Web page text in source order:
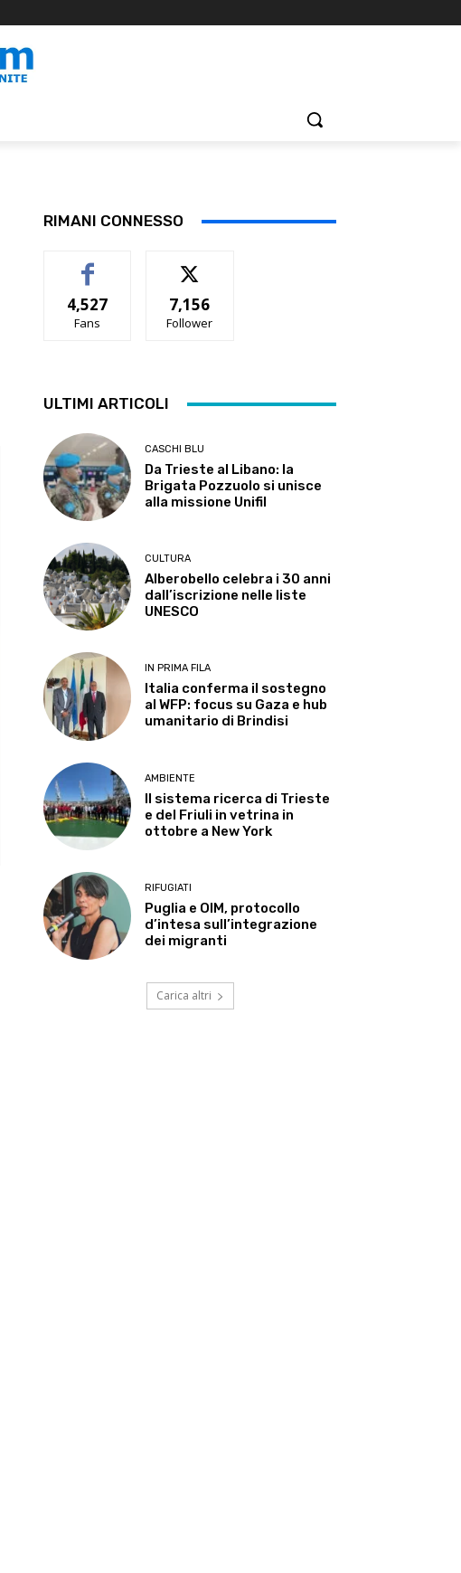
RIMANI CONNESSO
4,527
Fans
7,156
Follower
ULTIMI ARTICOLI
CASCHI BLU
Da Trieste al Libano: la
Brigata Pozzuolo si unisce
alla missione Unifil
CULTURA
Alberobello celebra i 30 anni
dall’iscrizione nelle liste
UNESCO
IN PRIMA FILA
Italia conferma il sostegno
al WFP: focus su Gaza e hub
umanitario di Brindisi
AMBIENTE
Il sistema ricerca di Trieste
e del Friuli in vetrina in
ottobre a New York
RIFUGIATI
Puglia e OIM, protocollo
d’intesa sull’integrazione
dei migranti
Carica altri